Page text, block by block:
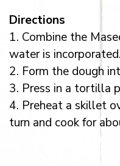
Directions
1. Combine the
water is
2. Form the dough
3. Press in a tortilla
4. Preheat a skillet
turn and cook for